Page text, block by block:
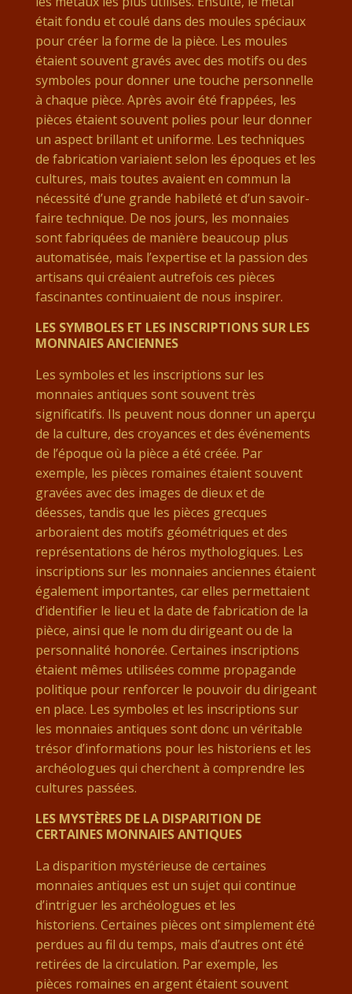
était fondu et coulé dans des moules spéciaux
pour créer la forme de la pièce. Les moules
étaient souvent gravés avec des motifs ou des
symboles pour donner une touche personnelle
à chaque pièce. Après avoir été frappées, les
pièces étaient souvent polies pour leur donner
un aspect brillant et uniforme. Les techniques
de fabrication variaient selon les époques et les
cultures, mais toutes avaient en commun la
nécessité d’une grande habileté et d’un savoir-
faire technique. De nos jours, les monnaies
sont fabriquées de manière beaucoup plus
automatisée, mais l’expertise et la passion des
artisans qui créaient autrefois ces pièces
fascinantes continuaient de nous inspirer.
LES SYMBOLES ET LES INSCRIPTIONS SUR LES
MONNAIES ANCIENNES
Les symboles et les inscriptions sur les
monnaies antiques sont souvent très
significatifs. Ils peuvent nous donner un aperçu
de la culture, des croyances et des événements
de l’époque où la pièce a été créée. Par
exemple, les pièces romaines étaient souvent
gravées avec des images de dieux et de
déesses, tandis que les pièces grecques
arboraient des motifs géométriques et des
représentations de héros mythologiques. Les
inscriptions sur les monnaies anciennes étaient
également importantes, car elles permettaient
d’identifier le lieu et la date de fabrication de la
pièce, ainsi que le nom du dirigeant ou de la
personnalité honorée. Certaines inscriptions
étaient mêmes utilisées comme propagande
politique pour renforcer le pouvoir du dirigeant
en place. Les symboles et les inscriptions sur
les monnaies antiques sont donc un véritable
trésor d’informations pour les historiens et les
archéologues qui cherchent à comprendre les
cultures passées.
LES MYSTÈRES DE LA DISPARITION DE
CERTAINES MONNAIES ANTIQUES
La disparition mystérieuse de certaines
monnaies antiques est un sujet qui continue
d’intriguer les archéologues et les
historiens. Certaines pièces ont simplement été
perdues au fil du temps, mais d’autres ont été
retirées de la circulation. Par exemple, les
pièces romaines en argent étaient souvent